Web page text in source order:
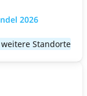
2026
weitere Standorte